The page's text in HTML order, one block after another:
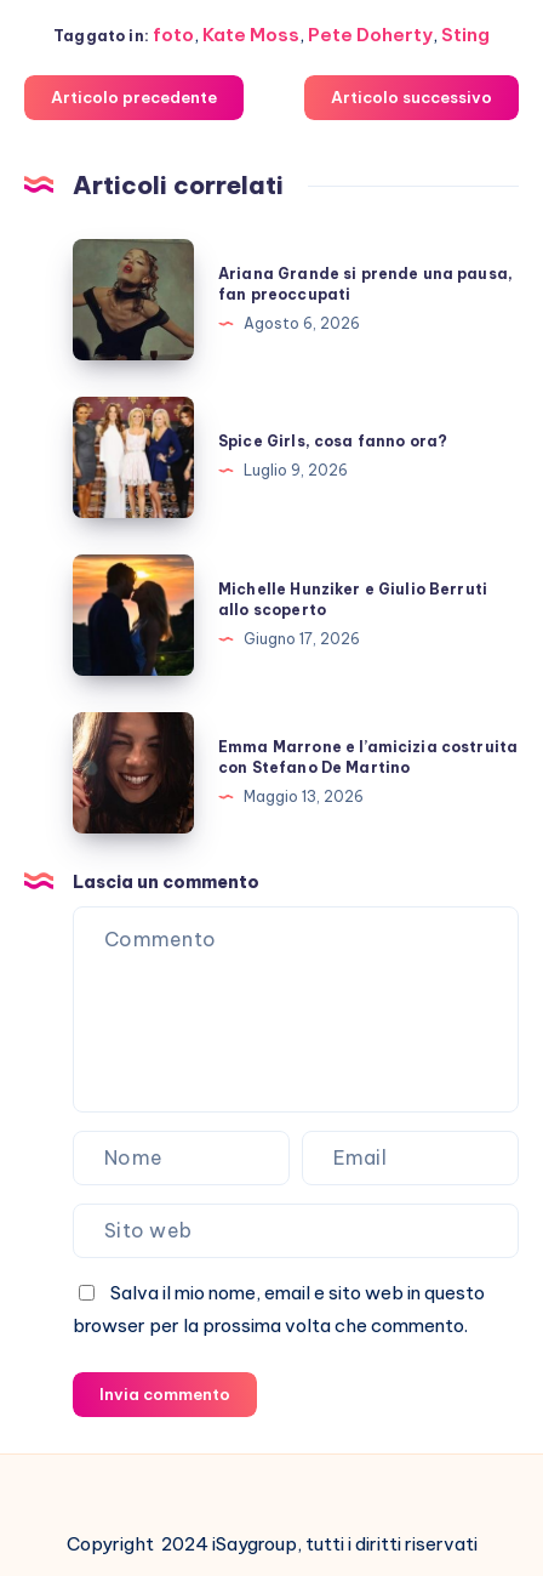
Taggato in: foto, Kate Moss, Pete Doherty, Sting
Articolo precedente Articolo successivo
Articoli correlati
Ariana
Grande
si
prende
una
pausa,
fan
preoccupati
Ariana Grande si prende una pausa,
fan preoccupati
Agosto 6, 2026
Spice
Girls,
cosa
fanno
ora?
Spice Girls, cosa fanno ora?
Luglio 9, 2026
Michelle
Hunziker
e
Berruti
allo
scoperto
Michelle Hunziker e Giulio Berruti
allo scoperto
Giugno 17, 2026
Emma
Marrone
e
l’amicizia
costruita
con
Stefano
Emma Marrone e l’amicizia costruita
con Stefano De Martino
Maggio 13, 2026
Lascia un commento
Salva il mio nome, email e sito web in questo
browser per la prossima volta che commento.
Invia commento
Copyright 2024 iSaygroup, tutti i diritti riservati